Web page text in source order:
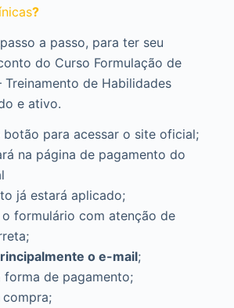
?
a passo, para ter seu
do Curso Formulação de
Treinamento de Habilidades
e ativo.
botão para acessar o site oficial;
na página de pagamento do
já estará aplicado;
o formulário com atenção de
o e-mail;
forma de pagamento;
compra;